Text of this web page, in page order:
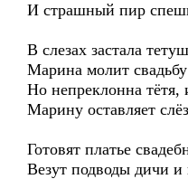
И страшный пир
В слезах застала
Марина молит
Но непреклонна тётя,
Марину оставляет
Готовят платье
Везут подводы дичи и